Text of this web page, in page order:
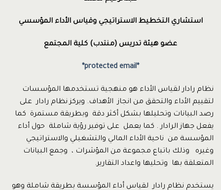
استشاري التخطيط الاستراتيجي وقياس الأداء المؤسسي
عضو هيئة تدريس (منتدب) كلية المجتمع
*protected email*
نظام رادار لقياس الأداء هو منهجية تستخدمها المؤسسات
لتقييم الأداء والتحقق من انجاز الأهداف. ويركز نظام رادار على
رصد البيانات وتحليلها بشكل أكثر دقة وبطريقة مستمرة كما
يفعل جهاز الرادار . كما يعمل على توفير رؤية شاملة حول أداء
المؤسسة من ناحية الأداء المالي والتشغيلي والاستراتيجي
وغيره وذلك باتباع مجموعة من المؤشرات ، وجمع البيانات
المتعلقة بها وتحليها واعداد التقارير.
يستخدم نظام رادار لقياس أداء المؤسسة بطريقة شاملة وهو